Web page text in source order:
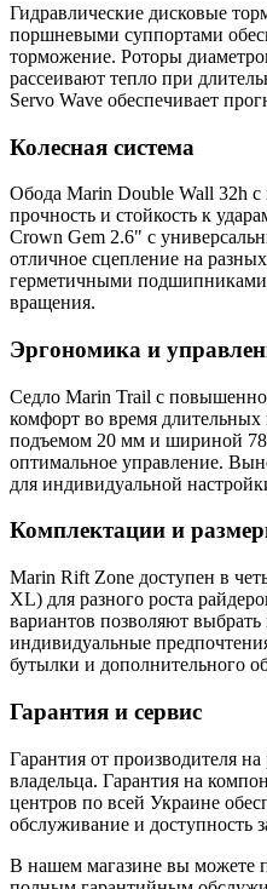
Гидравлические дисковые
поршневыми суппортами
торможение. Роторы
рассеивают тепло при
Servo Wave обеспечивает
Колесная система
Обода Marin Double Wall 32h
прочность и стойкость к
Crown Gem 2.6" с
отличное сцепление на
герметичными подшипниками
вращения.
Эргономика и
Седло Marin Trail с
комфорт во время
подъемом 20 мм и шириной
оптимальное управление.
для индивидуальной
Комплектации и
Marin Rift Zone доступен в
XL) для разного роста
вариантов позволяют выбрать
индивидуальные
бутылки и дополнительного
Гарантия и сервис
Гарантия от производителя
владельца. Гарантия на
центров по всей Украине
обслуживание и доступность
В нашем магазине вы можете